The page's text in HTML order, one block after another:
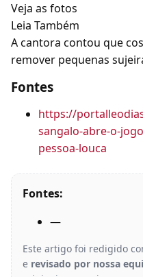
Veja as fotos
Leia Também
A cantora contou que
remover pequenas
Fontes
https://
sangalo-abre-o-
pessoa-louca
Fontes:
—
Este artigo foi redigido
e revisado por nossa